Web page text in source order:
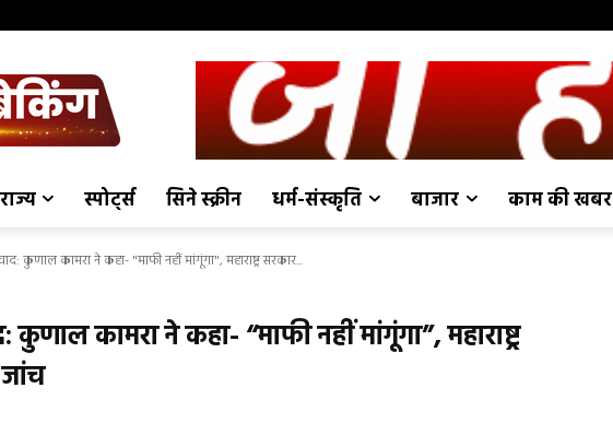
राज्य स्पोर्ट्स सिने स्क्रीन धर्म-संस्कृति बाजार काम की खबर
कुणाल कामरा ने कहा- "माफी नहीं मांगूंगा", महाराष्ट्र सरकार...
कुणाल कामरा ने कहा- “माफी नहीं मांगूंगा”, महाराष्ट्र